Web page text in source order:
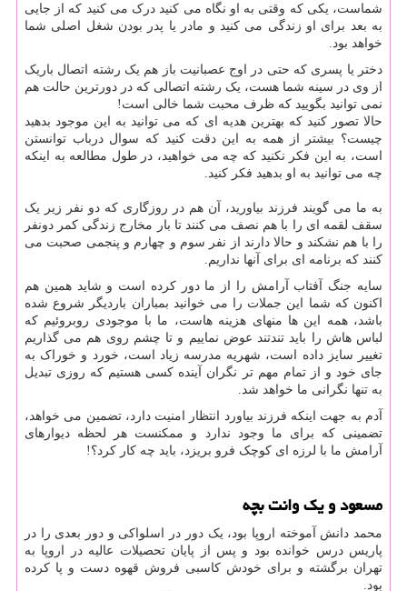
شماست، یکی که وقتی به او نگاه می کنید درک می کنید که از جایی
به بعد برای او زندگی می کنید و مادر یا پدر بودن شغل اصلی شما
خواهد بود.
دختر یا پسری که حتی در اوج عصبانیت باز هم یک رشته اتصال باریک
از وی در سینه شما هست، یک رشته اتصالی که در دورترین حالت هم
نمی توانید بگویید که ظرف محبت شما خالی است!
حالا تصور کنید که بهترین هدیه ای که می توانید به این موجود بدهید
چیست؟ بیشتر از همه به این دقت کنید که سوال درباب توانستن
است، به این فکر نکنید که چه می خواهید، در طول مطالعه به اینکه
چه می توانید به او بدهید فکر کنید.
به ما می گویند فرزند بیاورید، آن هم در روزگاری که دو نفر زیر یک
سقف لقمه ای را با هم نصف می کنند تا بار مخارج زندگی کمر دونفر
را با هم نشکند و حالا دارند از نفر سوم و چهارم و پنجمی صحبت می
کنند که برنامه ای برای آنها نداریم.
سایه جنگ آفتاب آرامش را از ما دور کرده است و شاید همین هم
اکنون که شما این جملات را می خوانید بمباران باردیگر شروع شده
باشد، همه این ها منهای هزینه هاست، ما با موجودی روبروئیم که
لباس هاش را باید تندتند عوض نماییم و تا چشم روی هم می گذاریم
تغییر سایز داده است، شهریه مدرسه زیاد است، خورد و خوراک به
جای خود و از تمام مهم تر نگران آینده کسی هستیم که روزی تبدیل
به تنها نگرانی ما خواهد شد.
آدم به جهت اینکه فرزند بیاورد انتظار امنیت دارد، تضمین می خواهد،
تضمینی که برای ما وجود ندارد و ممکنست هر لحظه دیوارهای
آرامش ما با لرزه ای کوچک فرو بریزد، باید چه کار کرد؟!
مسعود و یک وانت بچه
محمد دانش آموخته اروپا بود، یک دور در اسلواکی و دور بعدی را در
پاریس درس خوانده بود و پس از پایان تحصیلات عالیه در اروپا به
تهران برگشته و برای خودش کاسبی فروش قهوه دست و پا کرده
بود.